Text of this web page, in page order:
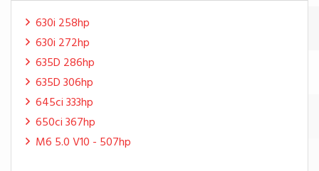
630i 258hp
630i 272hp
635D 286hp
635D 306hp
645ci 333hp
650ci 367hp
M6 5.0 V10 - 507hp